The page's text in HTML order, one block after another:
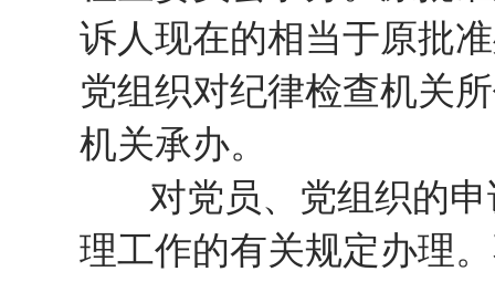
诉人现在的相当于原批
党组织对纪律检查机关
机关承办。
对党员、党组织的申
理工作的有关规定办理